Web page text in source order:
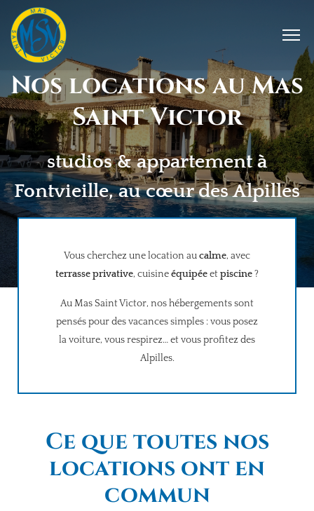
Nos locations au Mas
Saint Victor
studios & appartement à
Fontvieille, au cœur des Alpilles
Vous cherchez une location aucalme, avec
terrasse privative, cuisineéquipéeetpiscine?
Au Mas Saint Victor, nos hébergements sont
pensés pour des vacances simples : vous posez
la voiture, vous respirez… et vous profitez des
Alpilles.
Ce que toutes nos
locations ont en
commun